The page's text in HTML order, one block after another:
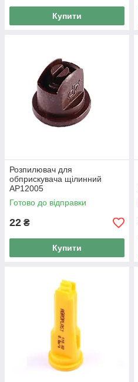
Купити
Розпилювач для
обприскувача щілинний
AP12005
Готово до відправки
22 ₴
Купити